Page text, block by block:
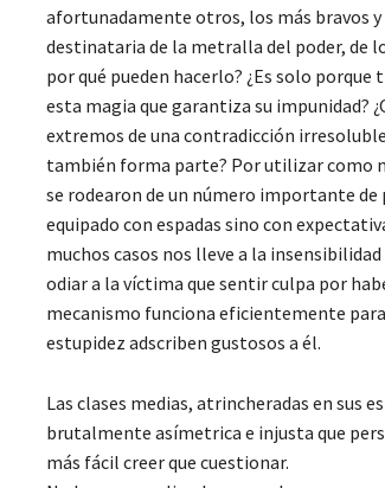
afortunadamente otros, los más bravos
destinataria de la metralla del poder, de
por qué pueden hacerlo? ¿Es solo
esta magia que garantiza su
extremos de una contradicción
también forma parte? Por utilizar como
se rodearon de un número importante
equipado con espadas sino con
muchos casos nos lleve a la
odiar a la víctima que sentir culpa por
mecanismo funciona eficientemente
estupidez adscriben gustosos a él.
Las clases medias, atrincheradas en sus
brutalmente asímetrica e injusta que
más fácil creer que cuestionar.